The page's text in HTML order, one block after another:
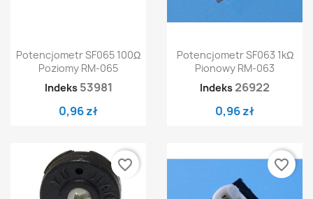
Potencjometr SF065 100Ω
Poziomy RM-065
Indeks 53981
0,96 zł
Potencjometr SF063 1kΩ
Pionowy RM-063
Indeks 26922
0,96 zł
favorite_border favorite_border